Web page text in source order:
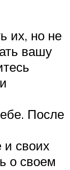
их, но не
вашу
После
и своих
о своем